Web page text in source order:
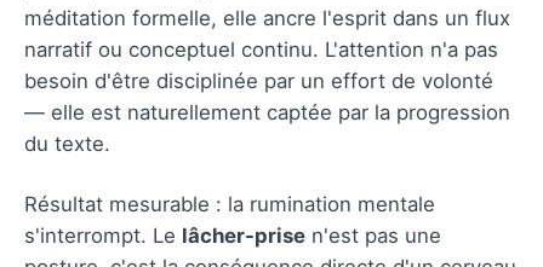
méditation formelle, elle ancre l'esprit dans un flux
narratif ou conceptuel continu. L'attention n'a pas
besoin d'être disciplinée par un effort de volonté
— elle est naturellement captée par la progression
du texte.
Résultat mesurable : la rumination mentale
s'interrompt. Le lâcher-prise n'est pas une